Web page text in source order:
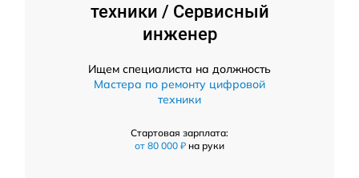
техники / Сервисный
инженер
Ищем специалиста на должность
Мастера по ремонту цифровой
техники
Стартовая зарплата:
от 80 000 ₽ на руки